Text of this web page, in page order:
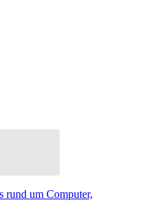
rund um Computer,